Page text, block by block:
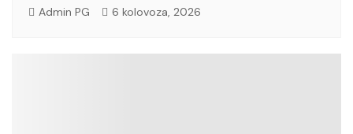
Admin PG 6 kolovoza, 2026